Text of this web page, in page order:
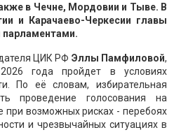
в Чечне, Мордовии и Тыве. В
и Карачаево-Черкесии главы
парламентами.
ЦИК РФ Эллы Памфиловой,
года пройдет в условиях
По её словам, избирательная
проведение голосования на
при возможных рисках - перебоях
и чрезвычайных ситуациях в